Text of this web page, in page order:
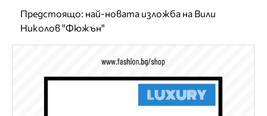
Предстоящо: най-новата изложба на Вили
Николов "Фюжън"